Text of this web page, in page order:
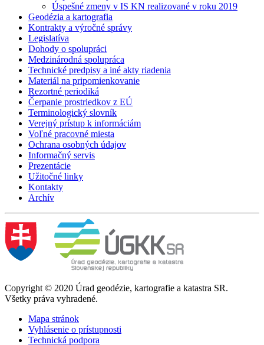
Úspešné zmeny v IS KN realizované v roku 2019
Geodézia a kartografia
Kontrakty a výročné správy
Legislatíva
Dohody o spolupráci
Medzinárodná spolupráca
Technické predpisy a iné akty riadenia
Materiál na pripomienkovanie
Rezortné periodiká
Čerpanie prostriedkov z EÚ
Terminologický slovník
Verejný prístup k informáciám
Voľné pracovné miesta
Ochrana osobných údajov
Informačný servis
Prezentácie
Užitočné linky
Kontakty
Archív
Copyright © 2020 Úrad geodézie, kartografie a katastra SR.
Všetky práva vyhradené.
Mapa stránok
Vyhlásenie o prístupnosti
Technická podpora